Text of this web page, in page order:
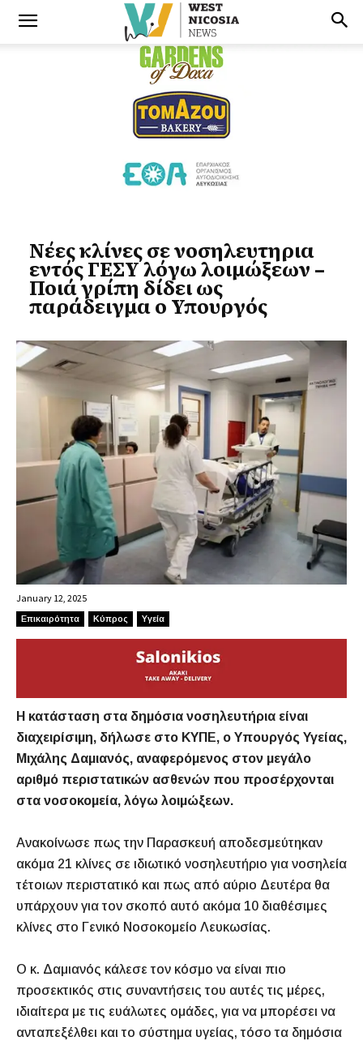
Νέες κλίνες σε νοσηλευτηρια
εντός ΓΕΣΥ λόγω λοιμώξεων –
Ποιά γρίπη δίδει ως
παράδειγμα ο Υπουργός
January 12, 2025
Επικαιρότητα Κύπρος Υγεία
Η κατάσταση στα δημόσια νοσηλευτήρια είναι
διαχειρίσιμη, δήλωσε στο ΚΥΠΕ, ο Υπουργός Υγείας,
Μιχάλης Δαμιανός, αναφερόμενος στον μεγάλο
αριθμό περιστατικών ασθενών που προσέρχονται
στα νοσοκομεία, λόγω λοιμώξεων.
Ανακοίνωσε πως την Παρασκευή αποδεσμεύτηκαν
ακόμα 21 κλίνες σε ιδιωτικό νοσηλευτήριο για νοσηλεία
τέτοιων περιστατικό και πως από αύριο Δευτέρα θα
υπάρχουν για τον σκοπό αυτό ακόμα 10 διαθέσιμες
κλίνες στο Γενικό Νοσοκομείο Λευκωσίας.
Ο κ. Δαμιανός κάλεσε τον κόσμο να είναι πιο
προσεκτικός στις συναντήσεις του αυτές τις μέρες,
ιδιαίτερα με τις ευάλωτες ομάδες, για να μπορέσει να
ανταπεξέλθει και το σύστημα υγείας, τόσο τα δημόσια